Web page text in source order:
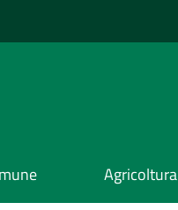
Agricoltura